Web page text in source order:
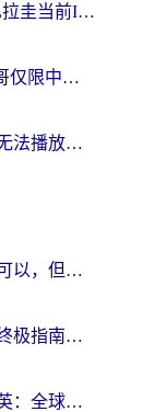
在海外看世界杯直播德国 vs 巴拉圭当前IP受限制？这篇指南帮你轻松解决地区限制
在国外看世界杯法国 VS 摩洛哥仅限中国大陆？别让地域限制拦下你的欢呼
在澳大利亚看抖音世界杯直播无法播放？海外党体育观赛终极指南来了！
身在国外可以玩王者吗？当然可以，但你需要这份“加速”指南
海外游戏加速器哪个好？2026终极指南帮你畅玩国服+解决卡顿难题
身在海外，如何找回《反恐精英：全球攻势》国服的丝滑手感？一份给你的终极指南